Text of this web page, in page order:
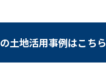
土地活用事例はこちら